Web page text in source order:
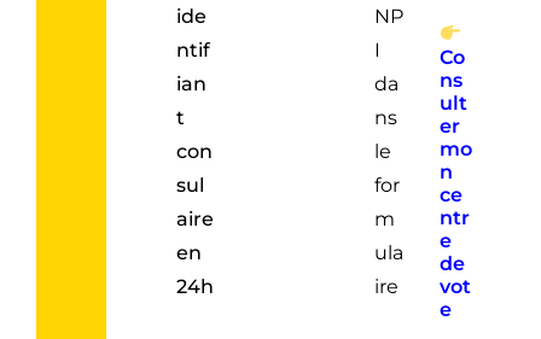
ide
ntif
ian
t
con
sul
aire
en
24h
NP
I
da
ns
le
for
m
ula
ire
Co
ns
ult
er
mo
n
ce
ntr
e
de
vot
e